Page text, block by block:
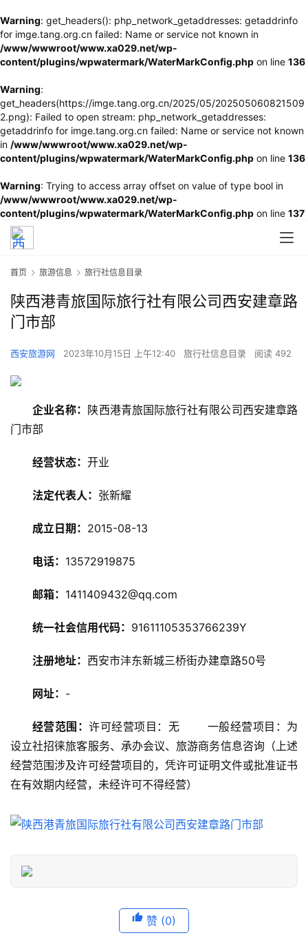
Warning: get_headers(): php_network_getaddresses: getaddrinfo
for imge.tang.org.cn failed: Name or service not known in
/www/wwwroot/www.xa029.net/wp-
content/plugins/wpwatermark/WaterMarkConfig.php on line 136
Warning:
get_headers(https://imge.tang.org.cn/2025/05/202505060821509
2.png): Failed to open stream: php_network_getaddresses:
getaddrinfo for imge.tang.org.cn failed: Name or service not known
in /www/wwwroot/www.xa029.net/wp-
content/plugins/wpwatermark/WaterMarkConfig.php on line 136
Warning: Trying to access array offset on value of type bool in
/www/wwwroot/www.xa029.net/wp-
content/plugins/wpwatermark/WaterMarkConfig.php on line 137
热
门
景
点
旅
信
息
登录 注册
首页 旅游信息 旅行社信息目录
陕西港青旅国际旅行社有限公司西安建章路
门市部
西安旅游网 2023年10月15日 上午12:40 旅行社信息目录 阅读 492
企业名称： 陕西港青旅国际旅行社有限公司西安建章路
门市部
经营状态： 开业
法定代表人： 张新耀
成立日期： 2015-08-13
电话： 13572919875
邮箱： 1411409432@qq.com
统一社会信用代码： 91611105353766239Y
注册地址： 西安市沣东新城三桥街办建章路50号
网址： -
经营范围：许可经营项目：无	一般经营项目：为
设立社招徕旅客服务、承办会议、旅游商务信息咨询（上述
经营范围涉及许可经营项目的，凭许可证明文件或批准证书
在有效期内经营，未经许可不得经营）
赞 (0)